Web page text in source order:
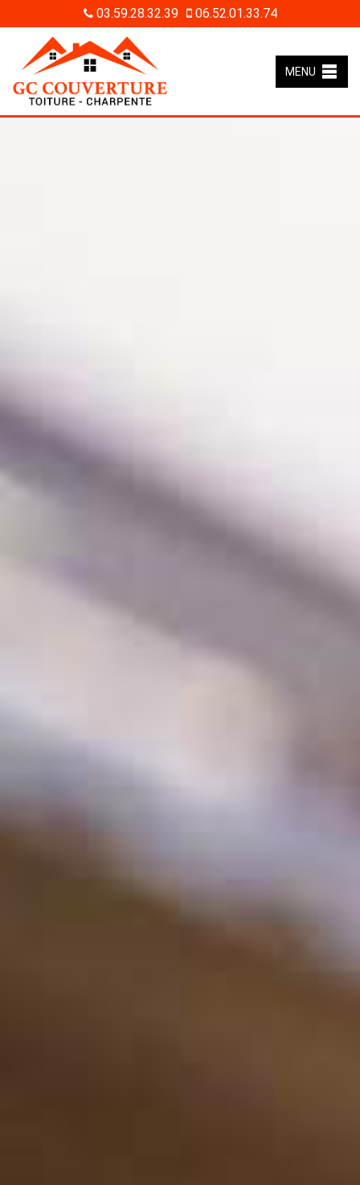
03.59.28.32.39 06.52.01.33.74
MENU